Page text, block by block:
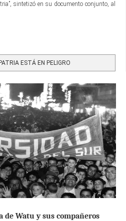
sintetizó en su documento conjunto, al
ESTÁ EN PELIGRO
de Watu y sus compañeros